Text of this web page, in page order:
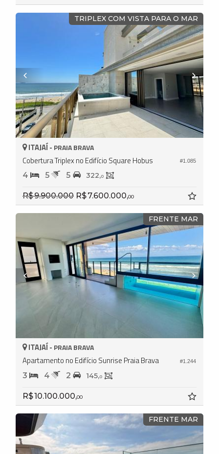
TRIPLEX COM VISTA PARA O MAR
#1.085
ITAJAÍ - PRAIA BRAVA
Cobertura Triplex no Edifício Square Hobus
4 5 5 322,0
R$ 9.900.000 R$ 7.600.000,00
FRENTE MAR
#1.244
ITAJAÍ - PRAIA BRAVA
Apartamento no Edifício Sunrise Praia Brava
3 4 2 145,0
R$ 10.100.000,00
FRENTE MAR